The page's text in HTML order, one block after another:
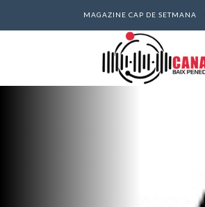
MAGAZINE CAP DE SETMANA